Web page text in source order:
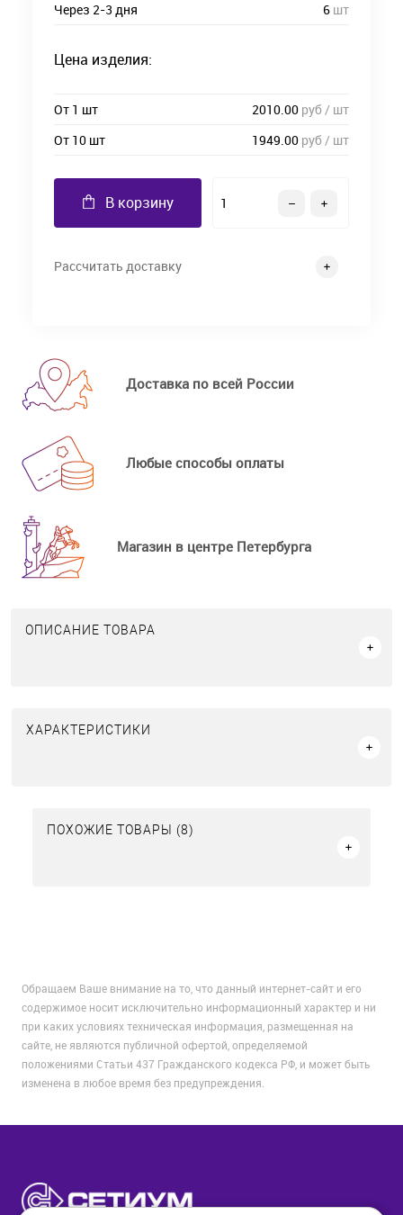
Через 2-3 дня
6 шт
Цена изделия:
От 1 шт 2010.00 руб / шт
От 10 шт
1949.00 руб / шт
В корзину
Рассчитать доставку
Доставка по всей России
Любые способы оплаты
Магазин в центре Петербурга
ОПИСАНИЕ ТОВАРА
ХАРАКТЕРИСТИКИ
ПОХОЖИЕ ТОВАРЫ (8)
Обращаем Ваше внимание на то, что данный интернет-сайт и его
содержимое носит исключительно информационный характер и ни
при каких условиях техническая информация, размещенная на
сайте, не являются публичной офертой, определяемой
положениями Статьи 437 Гражданского кодекса РФ, и может быть
изменена в любое время без предупреждения.